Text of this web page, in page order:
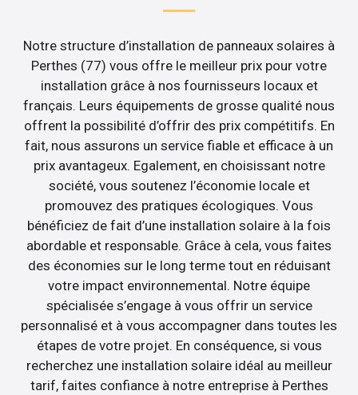
Notre structure d’installation de panneaux solaires à
Perthes (77) vous offre le meilleur prix pour votre
installation grâce à nos fournisseurs locaux et
français. Leurs équipements de grosse qualité nous
offrent la possibilité d’offrir des prix compétitifs. En
fait, nous assurons un service fiable et efficace à un
prix avantageux. Egalement, en choisissant notre
société, vous soutenez l’économie locale et
promouvez des pratiques écologiques. Vous
bénéficiez de fait d’une installation solaire à la fois
abordable et responsable. Grâce à cela, vous faites
des économies sur le long terme tout en réduisant
votre impact environnemental. Notre équipe
spécialisée s’engage à vous offrir un service
personnalisé et à vous accompagner dans toutes les
étapes de votre projet. En conséquence, si vous
recherchez une installation solaire idéal au meilleur
tarif, faites confiance à notre entreprise à Perthes